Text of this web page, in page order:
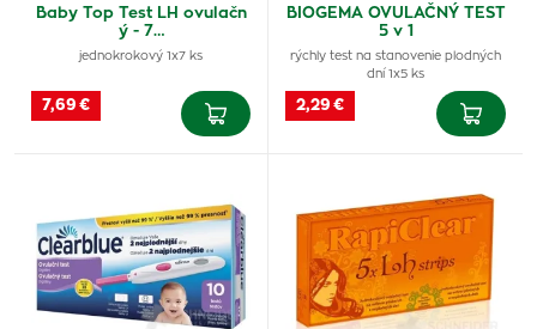
Baby Top Test LH ovulačn
ý - 7…
jednokrokový 1x7 ks
7,69 €
BIOGEMA OVULAČNÝ TEST
5 v 1
rýchly test na stanovenie plodných
dní 1x5 ks
2,29 €